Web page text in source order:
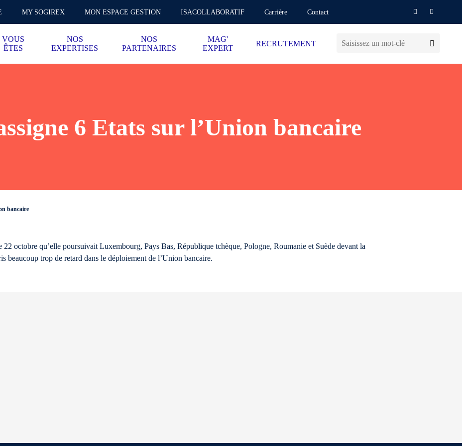
MY SOGIREX MON ESPACE GESTION ISACOLLABORATIF Carrière Contact
VOUS
ÊTES
NOS
EXPERTISES
NOS
PARTENAIRES
MAG'
EXPERT
RECRUTEMENT
6 Etats sur l’Union bancaire
bancaire
octobre qu’elle poursuivait Luxembourg, Pays Bas, République tchèque, Pologne, Roumanie et Suède devant la
beaucoup trop de retard dans le déploiement de l’Union bancaire.